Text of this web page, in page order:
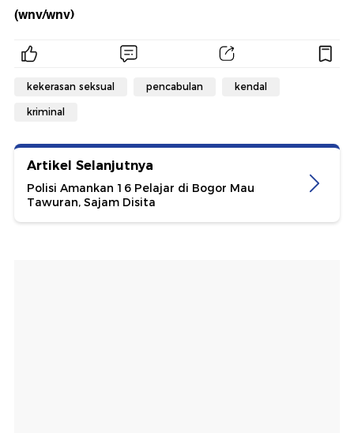
(wnv/wnv)
kekerasan seksual pencabulan kendal
kriminal
Artikel Selanjutnya
Polisi Amankan 16 Pelajar di Bogor Mau
Tawuran, Sajam Disita